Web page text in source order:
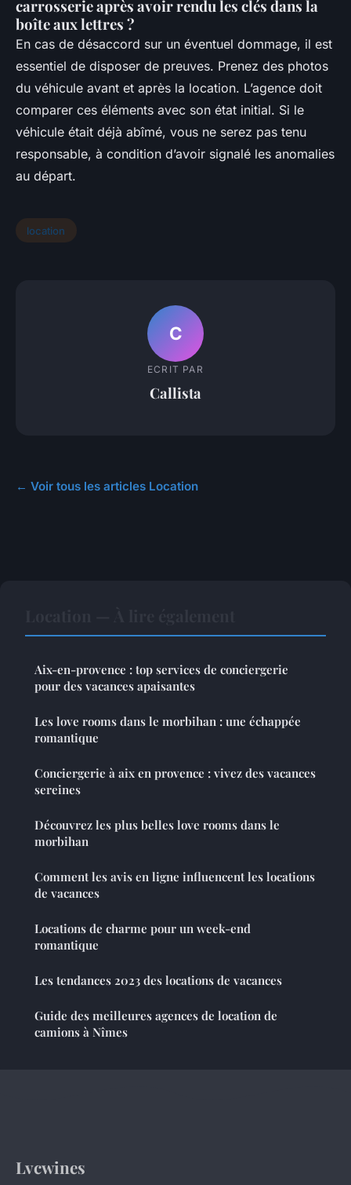
carrosserie après avoir rendu les clés dans la
boîte aux lettres ?
En cas de désaccord sur un éventuel dommage, il est
essentiel de disposer de preuves. Prenez des photos
du véhicule avant et après la location. L’agence doit
comparer ces éléments avec son état initial. Si le
véhicule était déjà abîmé, vous ne serez pas tenu
responsable, à condition d’avoir signalé les anomalies
au départ.
location
C
ECRIT PAR
Callista
← Voir tous les articles Location
Aix-en-provence : top services de conciergerie
pour des vacances apaisantes
Les love rooms dans le morbihan : une échappée
romantique
Conciergerie à aix en provence : vivez des vacances
sereines
Découvrez les plus belles love rooms dans le
morbihan
Comment les avis en ligne influencent les locations
de vacances
Locations de charme pour un week-end
romantique
Les tendances 2023 des locations de vacances
Guide des meilleures agences de location de
camions à Nîmes
Lvcwines